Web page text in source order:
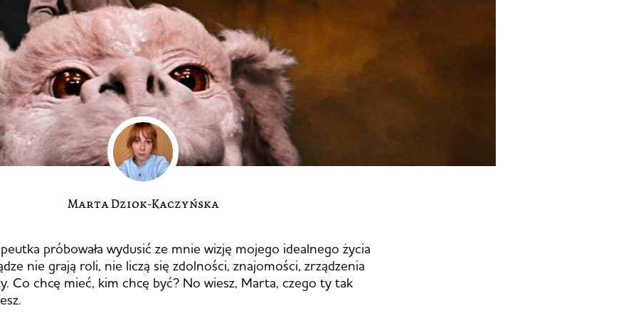
Marta Dziok-Kaczyńska
próbowała wydusić ze mnie wizję mojego idealnego życia
nie grają roli, nie liczą się zdolności, znajomości, zrządzenia
Co chcę mieć, kim chcę być? No wiesz, Marta, czego ty tak